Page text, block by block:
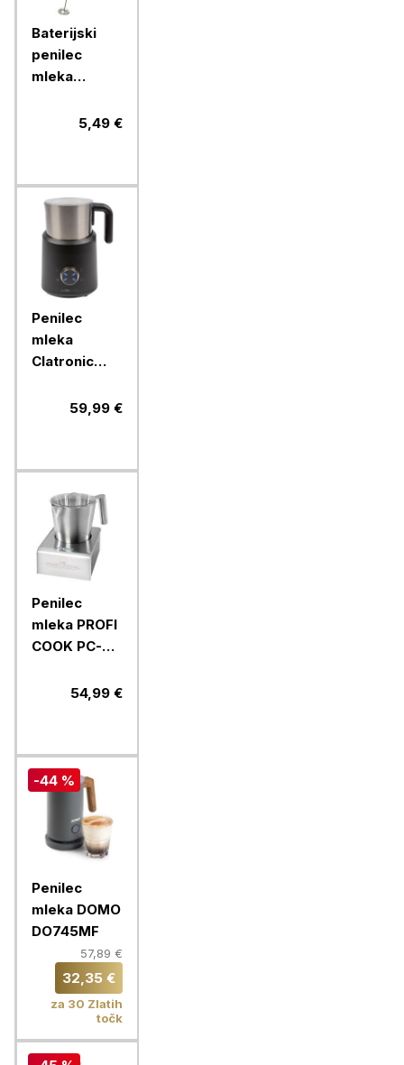
Baterijski
penilec
mleka
MS30895,49 €
Penilec
mleka
Clatronic
59,99 €
Penilec
mleka PROFI
COOK PC-
54,99 €
-44 %
Penilec
mleka DOMO
DO745MF
57,89 €
32,35 €
za 30 Zlatih
točk